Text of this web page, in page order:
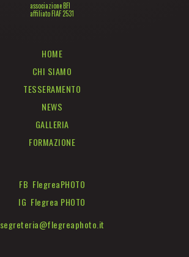
associazione BFI
affiliato FIAF 2531
HOME
CHI SIAMO
TESSERAMENTO
NEWS
GALLERIA
FORMAZIONE
FB FlegreaPHOTO
IG Flegrea PHOTO
segreteria@flegreaphoto.it